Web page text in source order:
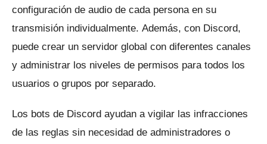
configuración de audio de cada persona en su
transmisión individualmente. Además, con Discord,
puede crear un servidor global con diferentes canales
y administrar los niveles de permisos para todos los
usuarios o grupos por separado.
Los bots de Discord ayudan a vigilar las infracciones
de las reglas sin necesidad de administradores o